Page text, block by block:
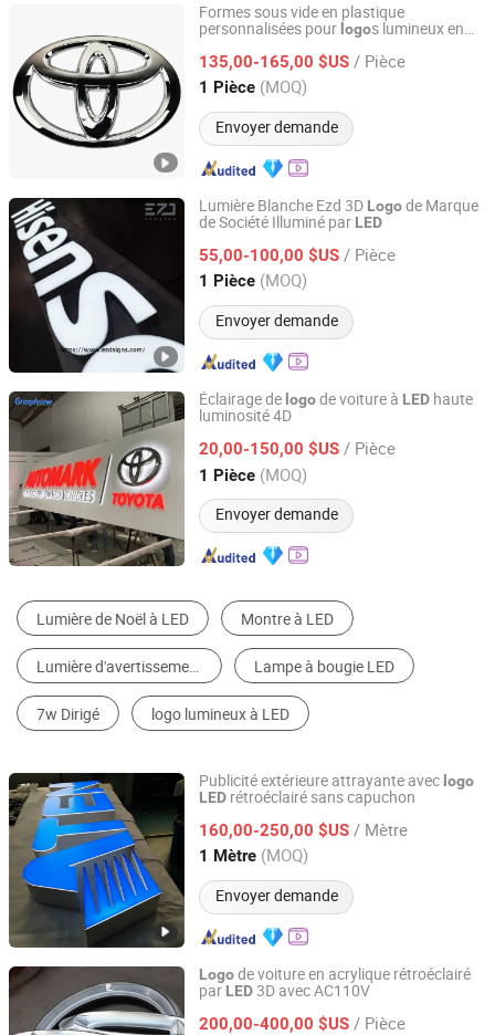
Formes sous vide en plastique
personnalisées pour logos lumineux en
voitures
135,00-165,00 $US / Pièce
1 Pièce (MOQ)
Envoyer demande
Shanghai Goodbang Display Products Co., Ltd.
Shanghai, China Depuis 2015
Lumière Blanche Ezd 3D Logode Marque
de Société Illuminé par LED
55,00-100,00 $US / Pièce
1 Pièce (MOQ)
Envoyer demande
Shenyang Ezd Sign Co., Ltd
Liaoning, China Depuis 2024
Éclairage de logode voiture à LED haute
luminosité 4D
20,00-150,00 $US / Pièce
1 Pièce (MOQ)
Envoyer demande
Guangzhou Grandview Material Limited
Guangdong, China Depuis 2013
Luminaire Solaire Lumière de Ruban LED
Lumière de Décoraton Boîte de Lampe LED
Lumière au Néon
Publicité extérieure attrayante avec logo
LED rétroéclairé sans capuchon
160,00-250,00 $US / Mètre
1 Mètre (MOQ)
Envoyer demande
Kunshan Yijiao Decorative Engineering Co., Ltd.
Jiangsu, China Depuis 2015
Logode voiture en acrylique rétroéclairé
par LED3D avec AC110V
200,00-400,00 $US / Pièce
Shanghai Goodbang Display Products Co., Ltd.